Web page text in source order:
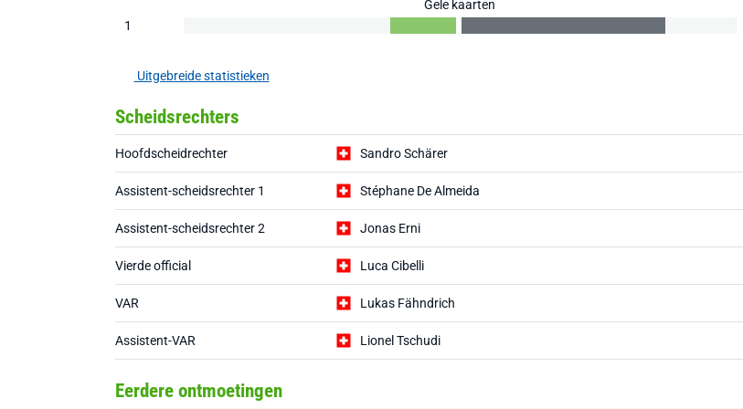
Gele kaarten
1
Uitgebreide statistieken
Scheidsrechters
Hoofdscheidrechter Sandro Schärer
Assistent-scheidsrechter 1 Stéphane De Almeida
Assistent-scheidsrechter 2 Jonas Erni
Vierde official Luca Cibelli
VAR Lukas Fähndrich
Assistent-VAR Lionel Tschudi
Eerdere ontmoetingen